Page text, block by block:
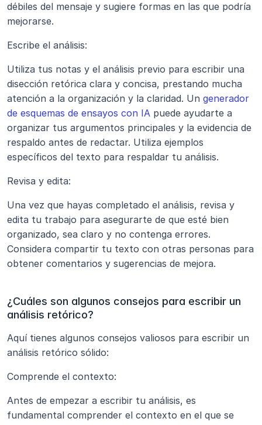
débiles del mensaje y sugiere formas en las que podría
mejorarse.
Escribe el análisis:
Utiliza tus notas y el análisis previo para escribir una
disección retórica clara y concisa, prestando mucha
atención a la organización y la claridad. Un generador
de esquemas de ensayos con IA puede ayudarte a
organizar tus argumentos principales y la evidencia de
respaldo antes de redactar. Utiliza ejemplos
específicos del texto para respaldar tu análisis.
Revisa y edita:
Una vez que hayas completado el análisis, revisa y
edita tu trabajo para asegurarte de que esté bien
organizado, sea claro y no contenga errores.
Considera compartir tu texto con otras personas para
obtener comentarios y sugerencias de mejora.
¿Cuáles son algunos consejos para escribir un
análisis retórico?
Aquí tienes algunos consejos valiosos para escribir un
análisis retórico sólido:
Comprende el contexto:
Antes de empezar a escribir tu análisis, es
fundamental comprender el contexto en el que se